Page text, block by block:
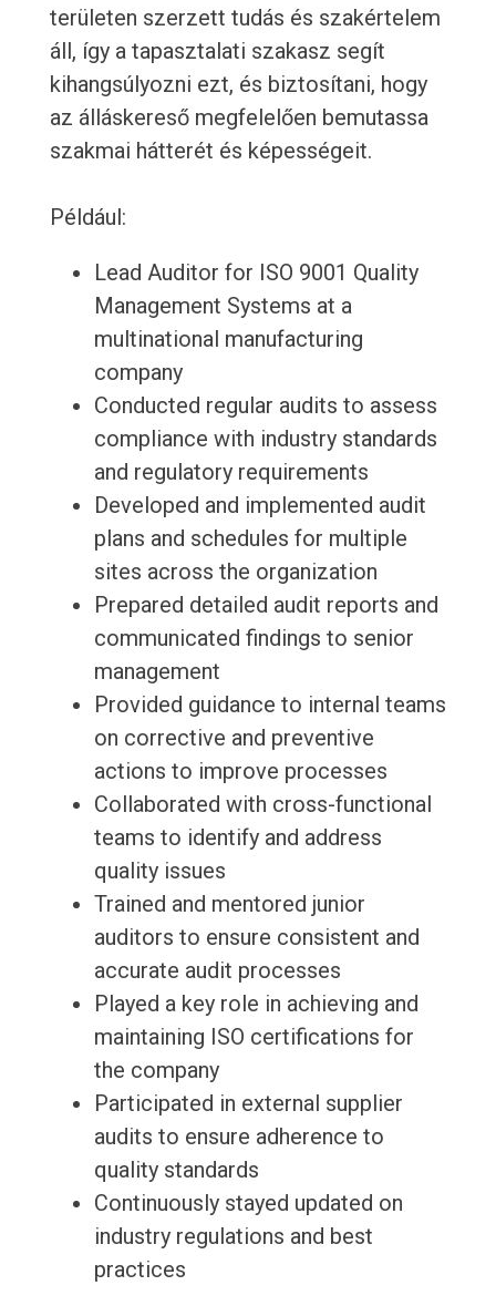
területen szerzett tudás és szakértelem
áll, így a tapasztalati szakasz segít
kihangsúlyozni ezt, és biztosítani, hogy
az álláskereső megfelelően bemutassa
szakmai hátterét és képességeit.
Például:
Lead Auditor for ISO 9001 Quality
Management Systems at a
multinational manufacturing
company
Conducted regular audits to assess
compliance with industry standards
and regulatory requirements
Developed and implemented audit
plans and schedules for multiple
sites across the organization
Prepared detailed audit reports and
communicated findings to senior
management
Provided guidance to internal teams
on corrective and preventive
actions to improve processes
Collaborated with cross-functional
teams to identify and address
quality issues
Trained and mentored junior
auditors to ensure consistent and
accurate audit processes
Played a key role in achieving and
maintaining ISO certifications for
the company
Participated in external supplier
audits to ensure adherence to
quality standards
Continuously stayed updated on
industry regulations and best
practices